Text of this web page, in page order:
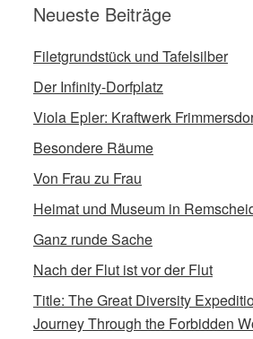
Neueste Beiträge
Filetgrundstück und Tafelsilber
Der Infinity-Dorfplatz
Viola Epler: Kraftwerk
Besondere Räume
Von Frau zu Frau
Heimat und Museum in
Ganz runde Sache
Nach der Flut ist vor der Flut
Title: The Great Diversity
Journey Through the Forbidden